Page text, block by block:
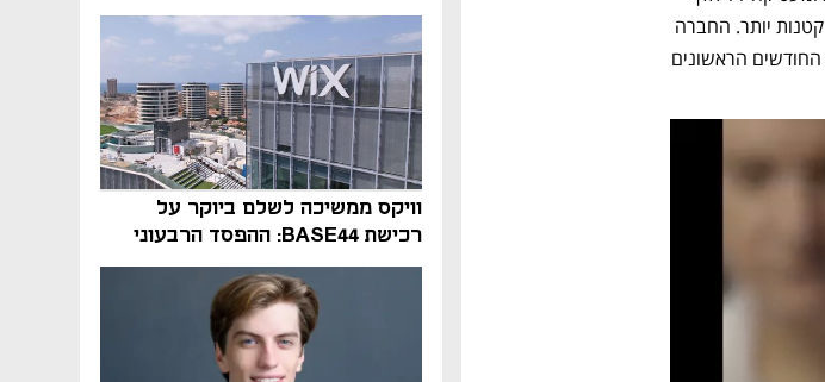
וויקס ממשיכה לשלם ביוקר על
רכישת BASE44: ההפסד הרבעוני
זינק ל-76 מיליון דולר